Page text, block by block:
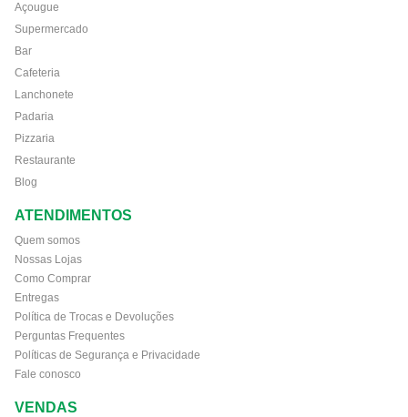
Açougue
Supermercado
Bar
Cafeteria
Lanchonete
Padaria
Pizzaria
Restaurante
Blog
ATENDIMENTOS
Quem somos
Nossas Lojas
Como Comprar
Entregas
Política de Trocas e Devoluções
Perguntas Frequentes
Políticas de Segurança e Privacidade
Fale conosco
VENDAS